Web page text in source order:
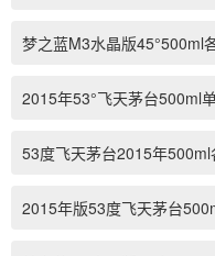
梦之蓝M3水晶版45°500ml
2015年53°飞天茅台500ml
53度飞天茅台2015年
2015年版53度飞天茅台